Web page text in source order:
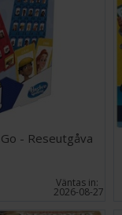
- Reseutgåva
Väntas in:
2026-08-27